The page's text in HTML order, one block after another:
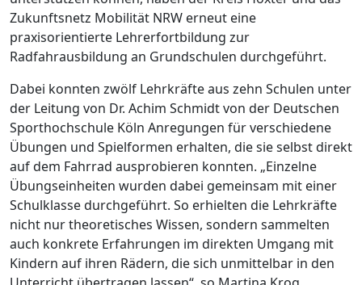
Zukunftsnetz Mobilität NRW erneut eine
praxisorientierte Lehrerfortbildung zur
Radfahrausbildung an Grundschulen durchgeführt.
Dabei konnten zwölf Lehrkräfte aus zehn Schulen unter
der Leitung von Dr. Achim Schmidt von der Deutschen
Sporthochschule Köln Anregungen für verschiedene
Übungen und Spielformen erhalten, die sie selbst direkt
auf dem Fahrrad ausprobieren konnten. „Einzelne
Übungseinheiten wurden dabei gemeinsam mit einer
Schulklasse durchgeführt. So erhielten die Lehrkräfte
nicht nur theoretisches Wissen, sondern sammelten
auch konkrete Erfahrungen im direkten Umgang mit
Kindern auf ihren Rädern, die sich unmittelbar in den